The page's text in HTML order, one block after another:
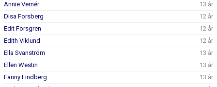
DOKUMENT
KONTAKT
Annie Vernér
13 år
Disa Forsberg
12 år
Edit Forsgren
12 år
Edith Viklund
12 år
Ella Svanström
13 år
Ellen Westin
13 år
Fanny Lindberg
13 år